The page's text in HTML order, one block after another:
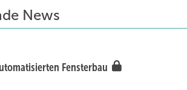
News
Fensterbau